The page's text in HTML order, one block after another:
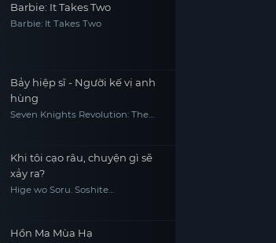
Barbie: It Takes Two
Barbie: It Takes Two
Bảy hiệp sĩ - Người kế vị anh
hùng
Seven Knights Revolution: The
Khi tôi cạo râu, chuyện gì sẽ
xảy ra?
Hige wo Soru. Soshite
Hồn Ma Mùa Hạ